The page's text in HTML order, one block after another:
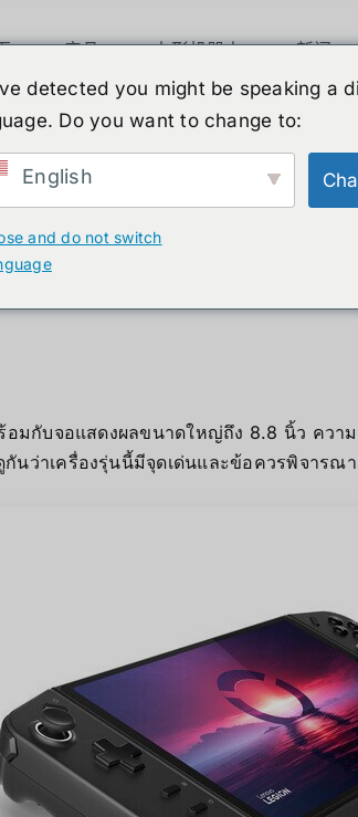
产品 人形机器人 新闻
รื่องเล่นเกมพกพาจอ
เครื่องเล่นเกมพก
มกับจอแสดงผลขนาดใหญ่ถึง 8.8 นิ้ว ควา
นว่าเครื่องรุ่นนี้มีจุดเด่นและข้อควรพิจารณา
detected you might be speaking a
Do you want to change to:
English
and do not switch